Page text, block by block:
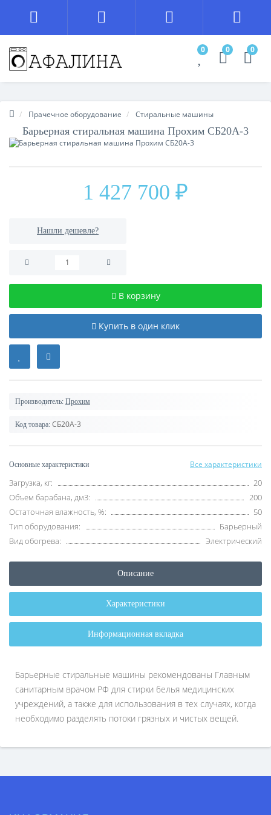
0 0 0
Прачечное оборудование Стиральные машины
Барьерная стиральная машина Прохим СБ20А-3
1 427 700 ₽
Нашли дешевле?
В корзину
Купить в один клик
Производитель: Прохим
Код товара: СБ20А-3
Основные характеристики Все характеристики
Загрузка, кг:
20
Объем барабана, дм3:
200
Остаточная влажность, %:
50
Тип оборудования:
Барьерный
Вид обогрева:
Электрический
Описание
Характеристики
Информационная вкладка
Барьерные стиральные машины рекомендованы Главным
санитарным врачом РФ для стирки белья медицинских
учреждений, а также для использования в тех случаях, когда
необходимо разделять потоки грязных и чистых вещей.